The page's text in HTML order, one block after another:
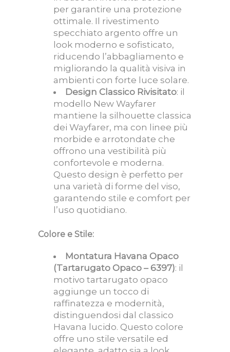
per garantire una protezione
ottimale. Il rivestimento
specchiato argento offre un
look moderno e sofisticato,
riducendo l’abbagliamento e
migliorando la qualità visiva in
ambienti con forte luce solare.
Design Classico Rivisitato: il
modello New Wayfarer
mantiene la silhouette classica
dei Wayfarer, ma con linee più
morbide e arrotondate che
offrono una vestibilità più
confortevole e moderna.
Questo design è perfetto per
una varietà di forme del viso,
garantendo stile e comfort per
l’uso quotidiano.
Colore e Stile:
Montatura Havana Opaco
(Tartarugato Opaco – 6397): il
motivo tartarugato opaco
aggiunge un tocco di
raffinatezza e modernità,
distinguendosi dal classico
Havana lucido. Questo colore
offre uno stile versatile ed